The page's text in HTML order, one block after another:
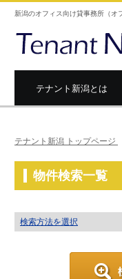
新潟のオフィス向け貸事務所（オ
テナント新潟とは
テナント新潟 トップページ
物件検索一覧
検索方法を選択